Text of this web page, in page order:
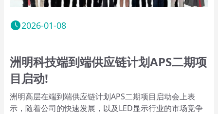
2026-01-08
洲明科技端到端供应链计划APS二期项
目启动!
洲明高层在端到端供应链计划APS二期项目启动会上表
示，随着公司的快速发展，以及LED显示行业的市场竞争